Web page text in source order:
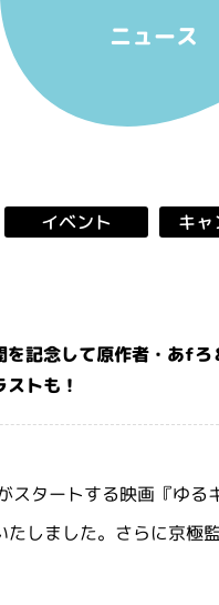
ニュース
イベント キャ
を記念して原作者・あf
トも！
タートする映画『ゆ
しました。さらに京極